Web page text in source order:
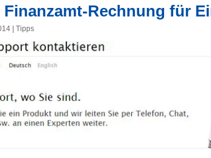
Rechnung für
Tipps